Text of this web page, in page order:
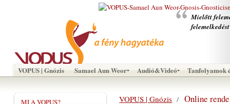
Mielőtt
VOPUS | Gnózis Samael Aun Weor Audió&Videó Tanfolyamok
VOPUS | Gnózis Online
MI A VOPUS?